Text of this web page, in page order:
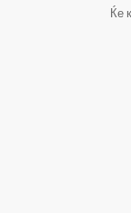
Ќе